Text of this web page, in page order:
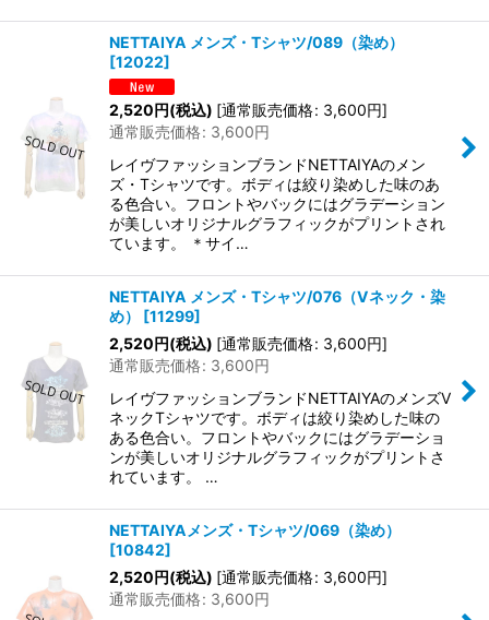
NETTAIYA メンズ・Tシャツ/089（染め）
[12022]
2,520円(税込) [通常販売価格: 3,600円]
通常販売価格: 3,600円
レイヴファッションブランドNETTAIYAのメン
ズ・Tシャツです。ボディは絞り染めした味のあ
る色合い。フロントやバックにはグラデーション
が美しいオリジナルグラフィックがプリントされ
ています。 ＊サイ…
NETTAIYA メンズ・Tシャツ/076（Vネック・染
め）
[11299]
2,520円(税込) [通常販売価格: 3,600円]
通常販売価格: 3,600円
レイヴファッションブランドNETTAIYAのメンズV
ネックTシャツです。ボディは絞り染めした味の
ある色合い。フロントやバックにはグラデーショ
ンが美しいオリジナルグラフィックがプリントさ
れています。 …
NETTAIYAメンズ・Tシャツ/069（染め）
[10842]
2,520円(税込) [通常販売価格: 3,600円]
通常販売価格: 3,600円